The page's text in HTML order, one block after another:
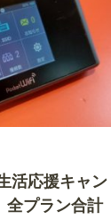
活応援キャン
全プラン合計